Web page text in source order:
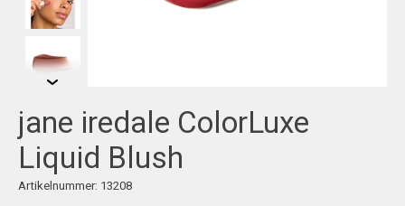
jane iredale ColorLuxe
Liquid Blush
Artikelnummer: 13208